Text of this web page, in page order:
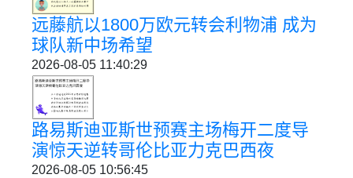
远藤航以1800万欧元转会利物浦 成为
球队新中场希望
2026-08-05 11:40:29
路易斯迪亚斯世预赛主场梅开二度导
演惊天逆转哥伦比亚力克巴西夜
2026-08-05 10:56:45